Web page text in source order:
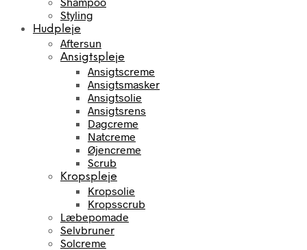
Styling
Hudpleje
Aftersun
Ansigtspleje
Ansigtscreme
Ansigtsmasker
Ansigtsolie
Ansigtsrens
Dagcreme
Natcreme
Øjencreme
Scrub
Kropspleje
Kropsolie
Kropsscrub
Læbepomade
Selvbruner
Solcreme